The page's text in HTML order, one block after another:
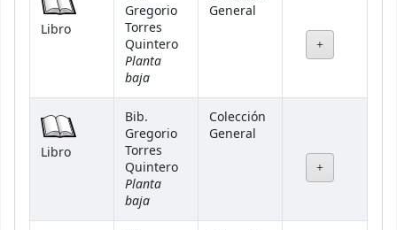
Libro
Gregorio
Torres
Quintero
Planta
baja
General
Libro
Bib.
Gregorio
Torres
Quintero
Planta
baja
Colección
General